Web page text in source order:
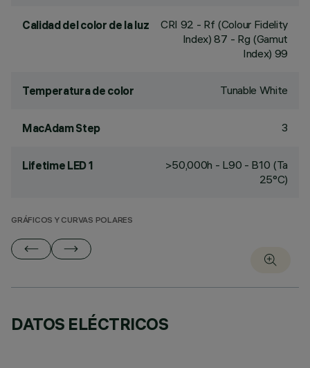
Calidad del color de la luz CRI 92 - Rf (Colour Fidelity
Index) 87 - Rg (Gamut
Index) 99
Temperatura de color Tunable White
MacAdam Step 3
Lifetime LED 1
>50,000h - L90 - B10 (Ta
25°C)
GRÁFICOS Y CURVAS POLARES
DATOS ELÉCTRICOS